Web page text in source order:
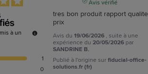
à un
1
0
Avis vérifié
tres bon produit rapport qualite
prix
Avis du19/06/2026 , suite à une
expérience du20/05/2026 par
SANDRINE B.
Publié à l'origine surfiducial-office-
solutions.fr (fr)